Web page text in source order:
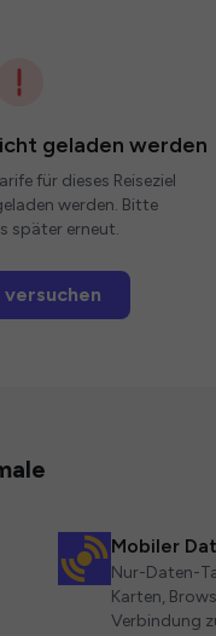
geladen werden
für dieses Reiseziel
werden. Bitte
später erneut.
Mobiler
Nur-Daten-
Karten,
Verbindung